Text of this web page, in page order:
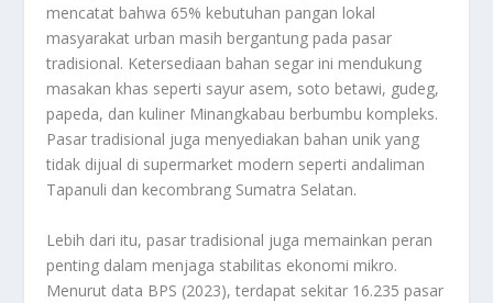
mencatat bahwa 65% kebutuhan pangan lokal
masyarakat urban masih bergantung pada pasar
tradisional. Ketersediaan bahan segar ini mendukung
masakan khas seperti sayur asem, soto betawi, gudeg,
papeda, dan kuliner Minangkabau berbumbu kompleks.
Pasar tradisional juga menyediakan bahan unik yang
tidak dijual di supermarket modern seperti andaliman
Tapanuli dan kecombrang Sumatra Selatan.
Lebih dari itu, pasar tradisional juga memainkan peran
penting dalam menjaga stabilitas ekonomi mikro.
Menurut data BPS (2023), terdapat sekitar 16.235 pasar